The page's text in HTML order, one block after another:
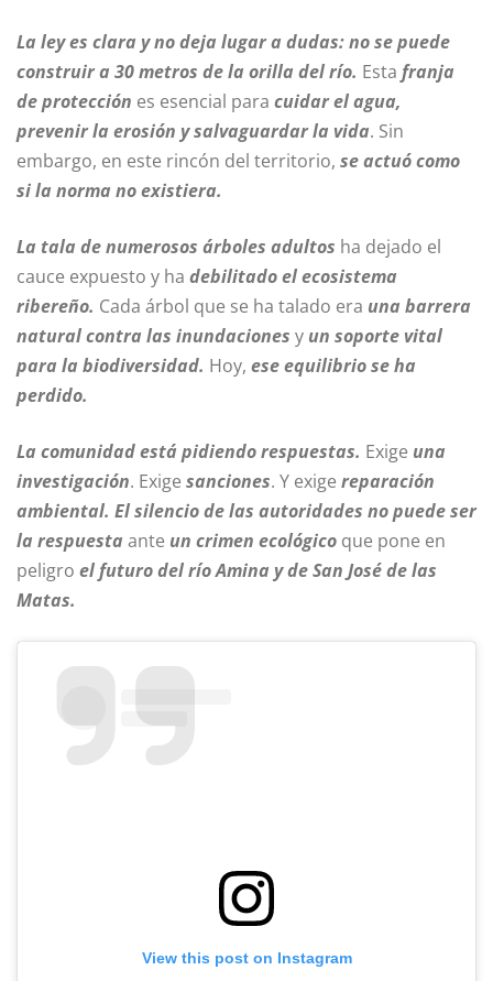
La ley es clara y no deja lugar a dudas:no se puede
construir a 30 metros de la orilla del río. Esta franja
de protección es esencial para cuidar el agua,
prevenir la erosión y salvaguardar la vida. Sin
embargo, en este rincón del territorio, se actuó como
si la norma no existiera.
La tala de numerosos árboles adultos ha dejado el
cauce expuesto y ha debilitado el ecosistema
ribereño. Cada árbol que se ha talado era una barrera
natural contra las inundaciones y un soporte vital
para la biodiversidad. Hoy, ese equilibrio se ha
perdido.
La comunidad está pidiendo respuestas. Exige una
investigación. Exige sanciones. Y exige reparación
ambiental. El silencio de las autoridades no puede ser
la respuesta ante un crimen ecológico que pone en
peligro el futuro del río Amina y de San José de las
Matas.
View this post on Instagram